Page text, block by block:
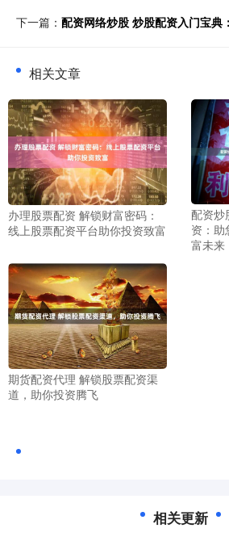
下一篇： 配资网络炒股 炒股配资入门宝典
相关文章
办理股票配资 解锁财富密码：
线上股票配资平台助你投资致富
配资炒
资：助
富未来
期货配资代理 解锁股票配资渠
道，助你投资腾飞
相关更新